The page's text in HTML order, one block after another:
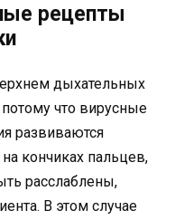
рецепты
дыхательных
что вирусные
развиваются
кончиках пальцев,
расслаблены,
В этом случае